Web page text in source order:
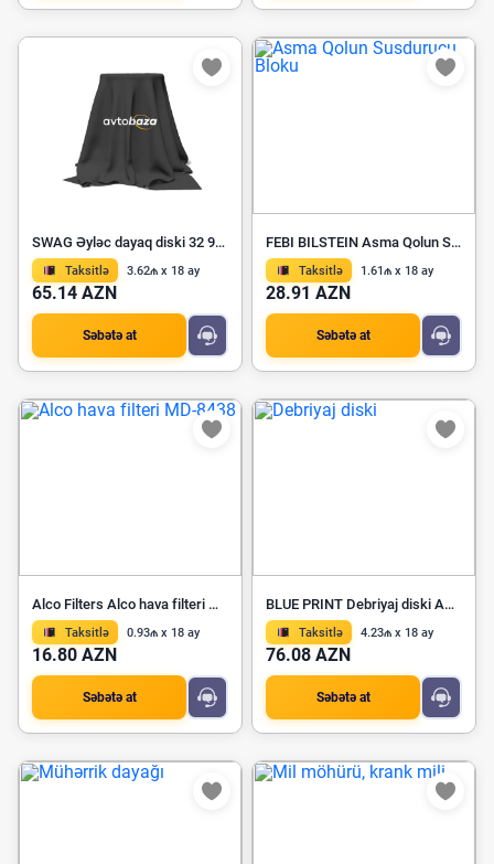
SWAG Əyləc dayaq diski 32 92 3240
Taksitlə 3.62₼ x 18 ay
65.14 AZN
Səbətə at
FEBI BILSTEIN Asma Qolun Susdurucu Bloku 103971
Taksitlə 1.61₼ x 18 ay
28.91 AZN
Səbətə at
Alco Filters Alco hava filteri MD-8438
Taksitlə 0.93₼ x 18 ay
16.80 AZN
Səbətə at
BLUE PRINT Debriyaj diski ADB113105
Taksitlə 4.23₼ x 18 ay
76.08 AZN
Səbətə at